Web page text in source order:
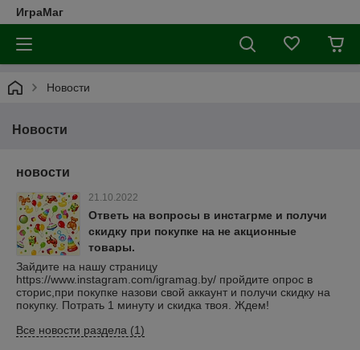
ИграМаг
Новости
Новости
новости
21.10.2022
Ответь на вопросы в инстагрме и получи
скидку при покупке на не акционные
товары.
Зайдите на нашу страницу
https://www.instagram.com/igramag.by/ пройдите опрос в
сторис,при покупке назови свой аккаунт и получи скидку на
покупку. Потрать 1 минуту и скидка твоя. Ждем!
Все новости раздела (1)